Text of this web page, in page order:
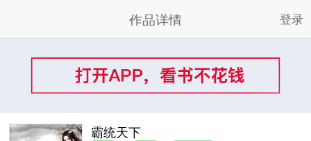
作品详情 登录
霸统天下